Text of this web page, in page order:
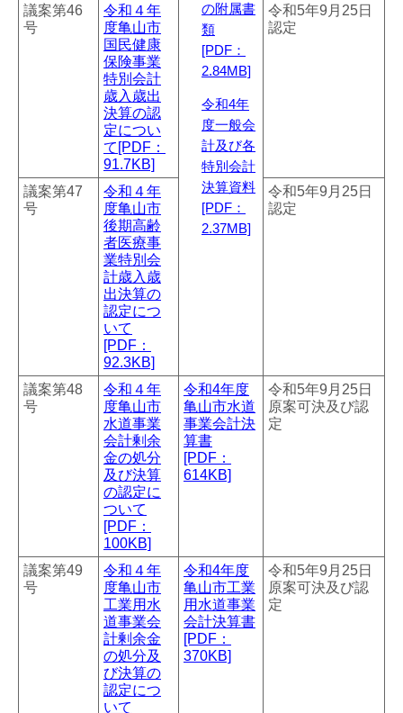
の附属書
類
[PDF：
2.84MB]
令和4年
度一般会
計及び各
特別会計
決算資料
[PDF：
2.37MB]
議案第46
号
令和４年
度亀山市
国民健康
保険事業
特別会計
歳入歳出
決算の認
定につい
て[PDF：
91.7KB]
令和5年9月25日
認定
議案第47
号
令和４年
度亀山市
後期高齢
者医療事
業特別会
計歳入歳
出決算の
認定につ
いて
[PDF：
92.3KB]
令和5年9月25日
認定
議案第48
号
令和４年
度亀山市
水道事業
会計剰余
金の処分
及び決算
の認定に
ついて
[PDF：
100KB]
令和4年度
亀山市水道
事業会計決
算書
[PDF：
614KB]
令和5年9月25日
原案可決及び認
定
議案第49
号
令和４年
度亀山市
工業用水
道事業会
計剰余金
の処分及
び決算の
認定につ
いて
令和4年度
亀山市工業
用水道事業
会計決算書
[PDF：
370KB]
令和5年9月25日
原案可決及び認
定